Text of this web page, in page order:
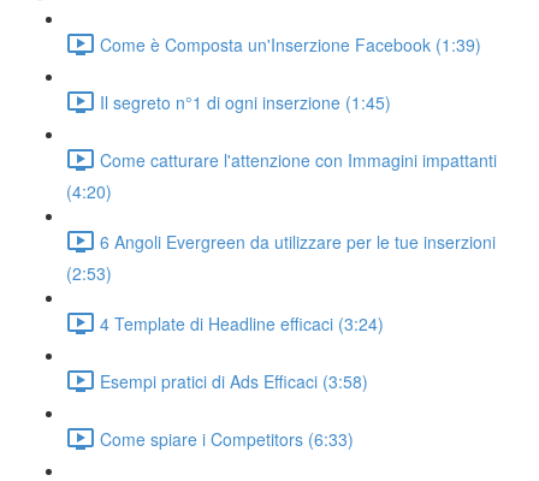
Come è Composta un'Inserzione Facebook (1:39)
Il segreto n°1 di ogni inserzione (1:45)
Come catturare l'attenzione con Immagini impattanti
(4:20)
6 Angoli Evergreen da utilizzare per le tue inserzioni
(2:53)
4 Template di Headline efficaci (3:24)
Esempi pratici di Ads Efficaci (3:58)
Come spiare i Competitors (6:33)